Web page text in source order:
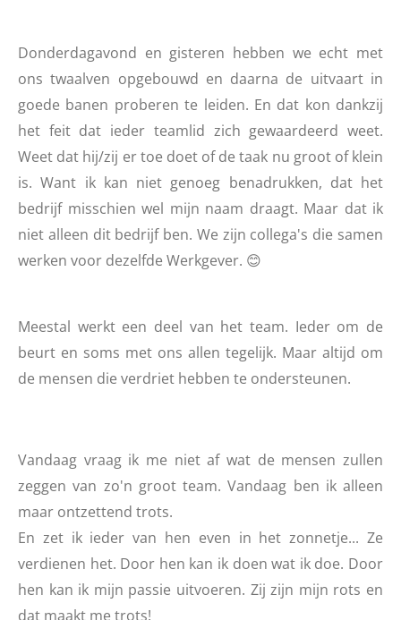
Donderdagavond en gisteren hebben we echt met
ons twaalven opgebouwd en daarna de uitvaart in
goede banen proberen te leiden. En dat kon dankzij
het feit dat ieder teamlid zich gewaardeerd weet.
Weet dat hij/zij er toe doet of de taak nu groot of klein
is. Want ik kan niet genoeg benadrukken, dat het
bedrijf misschien wel mijn naam draagt. Maar dat ik
niet alleen dit bedrijf ben. We zijn collega's die samen
werken voor dezelfde Werkgever. 😊
Meestal werkt een deel van het team. Ieder om de
beurt en soms met ons allen tegelijk. Maar altijd om
de mensen die verdriet hebben te ondersteunen.
Vandaag vraag ik me niet af wat de mensen zullen
zeggen van zo'n groot team. Vandaag ben ik alleen
maar ontzettend trots.
En zet ik ieder van hen even in het zonnetje... Ze
verdienen het. Door hen kan ik doen wat ik doe. Door
hen kan ik mijn passie uitvoeren. Zij zijn mijn rots en
dat maakt me trots!